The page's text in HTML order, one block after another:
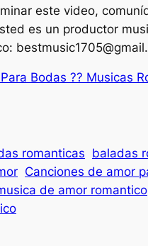
este video,
es un productor
Bodas ?? Musicas
romanticas baladas
Canciones de amor
de amor romantico